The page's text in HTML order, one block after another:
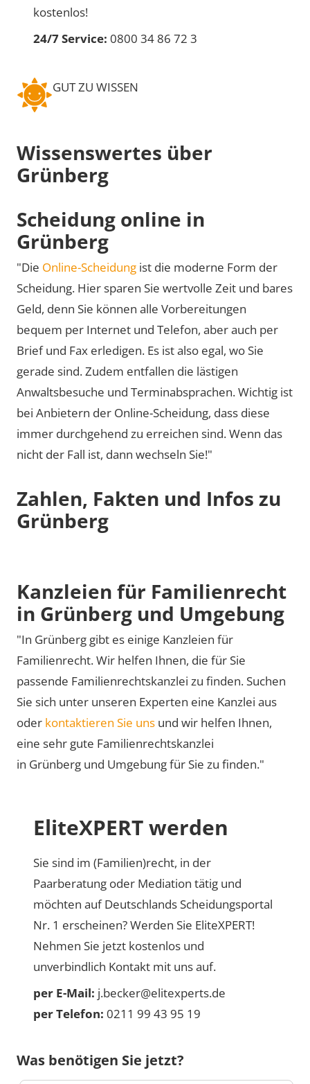
kostenlos!
24/7 Service: 0800 34 86 72 3
GUT ZU WISSEN
Wissenswertes über
Grünberg
Scheidung online in
Grünberg
"Die Online-Scheidung ist die moderne Form der
Scheidung. Hier sparen Sie wertvolle Zeit und bares
Geld, denn Sie können alle Vorbereitungen
bequem per Internet und Telefon, aber auch per
Brief und Fax erledigen. Es ist also egal, wo Sie
gerade sind. Zudem entfallen die lästigen
Anwaltsbesuche und Terminabsprachen. Wichtig ist
bei Anbietern der Online-Scheidung, dass diese
immer durchgehend zu erreichen sind. Wenn das
nicht der Fall ist, dann wechseln Sie!"
Zahlen, Fakten und Infos zu
Grünberg
Kanzleien für Familienrecht
in Grünberg und Umgebung
"In Grünberg gibt es einige Kanzleien für
Familienrecht. Wir helfen Ihnen, die für Sie
passende Familienrechtskanzlei zu finden. Suchen
Sie sich unter unseren Experten eine Kanzlei aus
oder kontaktieren Sie uns und wir helfen Ihnen,
eine sehr gute Familienrechtskanzlei
in Grünberg und Umgebung für Sie zu finden."
EliteXPERT werden
Sie sind im (Familien)recht, in der
Paarberatung oder Mediation tätig und
möchten auf Deutschlands Scheidungsportal
Nr. 1 erscheinen? Werden Sie EliteXPERT!
Nehmen Sie jetzt kostenlos und
unverbindlich Kontakt mit uns auf.
per E-Mail: j.becker@elitexperts.de
per Telefon: 0211 99 43 95 19
Was benötigen Sie jetzt?